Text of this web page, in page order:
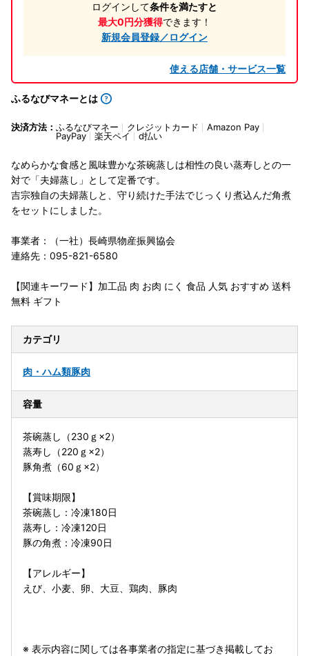
ログインして条件を満たすと
最大0円分獲得できます！
新規会員登録／ログイン
使える店舗・サービス一覧
ふるなびマネーとは
決済方法： ふるなびマネー クレジットカード
Amazon Pay
PayPay
楽天ペイ d払い
なめらかな食感と風味豊かな茶碗蒸しは相性の良い蒸寿しとの一
対で「夫婦蒸し」として定番です。
吉宗独自の夫婦蒸しと、守り続けた手法でじっくり煮込んだ角煮
をセットにしました。
事業者：（一社）長崎県物産振興協会
連絡先：095-821-6580
【関連キーワード】加工品 肉 お肉 にく 食品 人気 おすすめ 送料
無料 ギフト
カテゴリ
肉・ハム類豚肉
容量
茶碗蒸し（230ｇ×2）
蒸寿し（220ｇ×2）
豚角煮（60ｇ×2）
【賞味期限】
茶碗蒸し：冷凍180日
蒸寿し：冷凍120日
豚の角煮：冷凍90日
【アレルギー】
えび、小麦、卵、大豆、鶏肉、豚肉
※ 表示内容に関しては各事業者の指定に基づき掲載してお